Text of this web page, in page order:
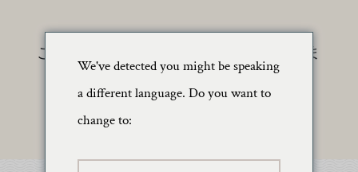
このサイトは2026年8月8日に更新されま
した！
We've detected you might be speaking
a different language. Do you want to
change to: